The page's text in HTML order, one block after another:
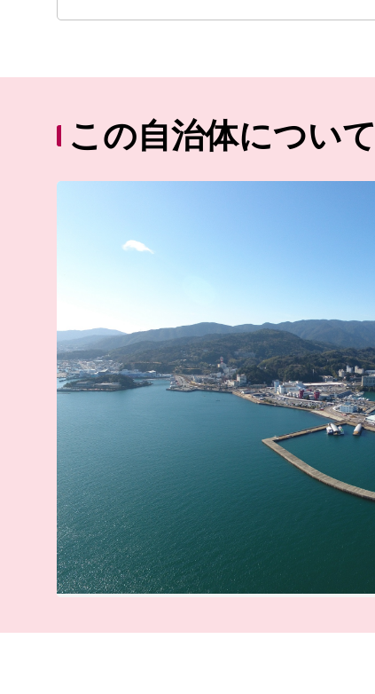
この自治体について